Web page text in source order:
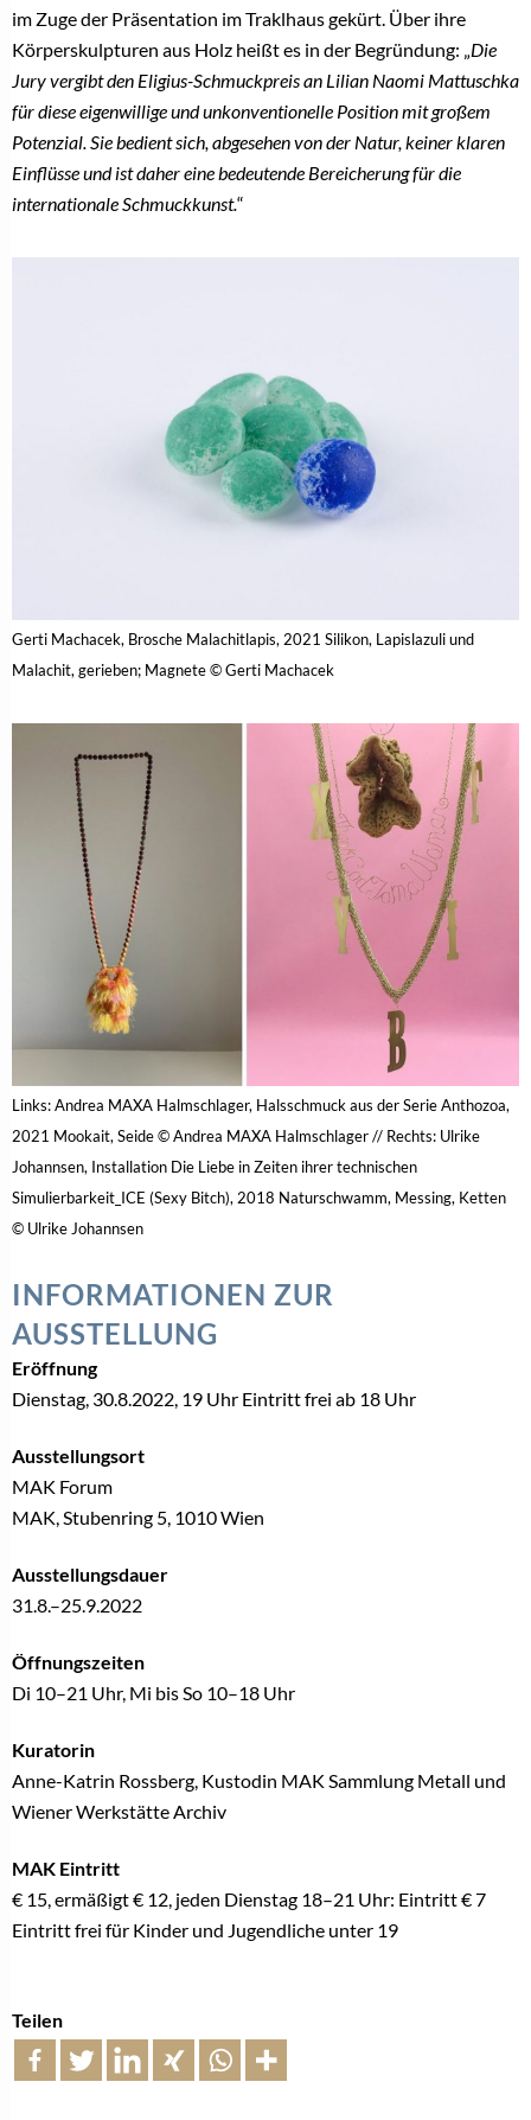
im Zuge der Präsentation im Traklhaus gekürt. Über ihre
Körperskulpturen aus Holz heißt es in der Begründung: „Die
Jury vergibt den Eligius-Schmuckpreis an Lilian Naomi Mattuschka
für diese eigenwillige und unkonventionelle Position mit großem
Potenzial. Sie bedient sich, abgesehen von der Natur, keiner klaren
Einflüsse und ist daher eine bedeutende Bereicherung für die
internationale Schmuckkunst.“
Gerti Machacek, Brosche Malachitlapis, 2021 Silikon, Lapislazuli und
Malachit, gerieben; Magnete © Gerti Machacek
Links: Andrea MAXA Halmschlager, Halsschmuck aus der Serie Anthozoa,
2021 Mookait, Seide © Andrea MAXA Halmschlager // Rechts: Ulrike
Johannsen, Installation Die Liebe in Zeiten ihrer technischen
Simulierbarkeit_ICE (Sexy Bitch), 2018 Naturschwamm, Messing, Ketten
© Ulrike Johannsen
INFORMATIONEN ZUR
AUSSTELLUNG
Eröffnung
Dienstag, 30.8.2022, 19 Uhr Eintritt frei ab 18 Uhr
Ausstellungsort
MAK Forum
MAK, Stubenring 5, 1010 Wien
Ausstellungsdauer
31.8.–25.9.2022
Öffnungszeiten
Di 10–21 Uhr, Mi bis So 10–18 Uhr
Kuratorin
Anne-Katrin Rossberg, Kustodin MAK Sammlung Metall und
Wiener Werkstätte Archiv
MAK Eintritt
€ 15, ermäßigt € 12, jeden Dienstag 18–21 Uhr: Eintritt € 7
Eintritt frei für Kinder und Jugendliche unter 19
Teilen